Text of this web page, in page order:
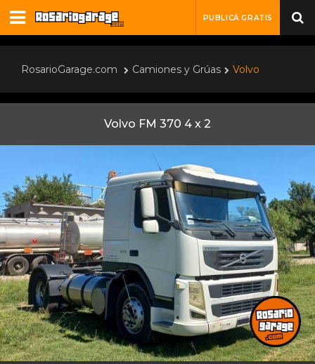
PUBLICÁ GRATIS
RosarioGarage.com Camiones y Grúas Volvo
Volvo FM 370 4 x 2